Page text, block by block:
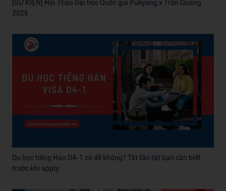
[SỰ KIỆN] Hội Thảo Đại học Quốc gia Pukyong x Trần Quang
2026
Du học tiếng Hàn D4-1 có dễ không? Tất tần tật bạn cần biết
trước khi apply